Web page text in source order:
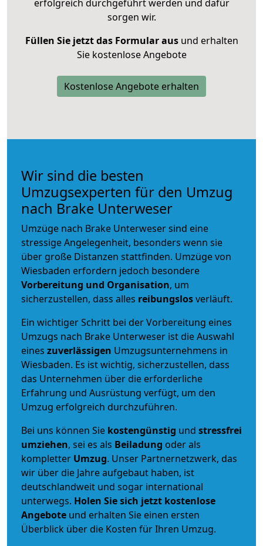
erfolgreich durchgeführt werden und dafür
sorgen wir.
Füllen Sie jetzt das Formular ausund erhalten
Sie kostenlose Angebote
Kostenlose Angebote erhalten
Wir sind die besten
Umzugsexperten für den Umzug
nach Brake Unterweser
Umzüge nach Brake Unterweser sind eine
stressige Angelegenheit, besonders wenn sie
über große Distanzen stattfinden. Umzüge von
Wiesbaden erfordern jedoch besondere
Vorbereitung und Organisation, um
sicherzustellen, dass alles reibungslosverläuft.
Ein wichtiger Schritt bei der Vorbereitung eines
Umzugs nach Brake Unterweser ist die Auswahl
eines zuverlässigen Umzugsunternehmens in
Wiesbaden. Es ist wichtig, sicherzustellen, dass
das Unternehmen über die erforderliche
Erfahrung und Ausrüstung verfügt, um den
Umzug erfolgreich durchzuführen.
Bei uns können Sie kostengünstig und stressfrei
umziehen, sei es als Beiladung oder als
kompletter Umzug. Unser Partnernetzwerk, das
wir über die Jahre aufgebaut haben, ist
deutschlandweit und sogar international
unterwegs. Holen Sie sich jetzt kostenlose
Angebote und erhalten Sie einen ersten
Überblick über die Kosten für Ihren Umzug.